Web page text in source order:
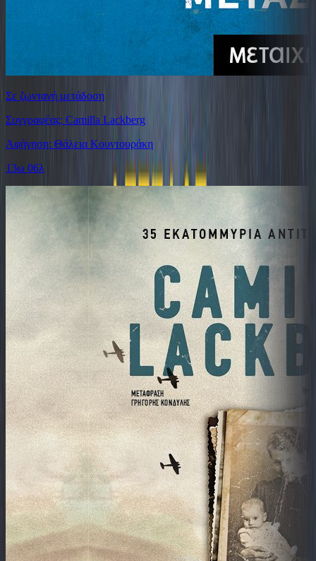
Σε ζωντανή μετάδοση
Συγγραφέας: Camilla Lackberg
Αφήγηση: Θάλεια Κουντουράκη
13ω 06λ